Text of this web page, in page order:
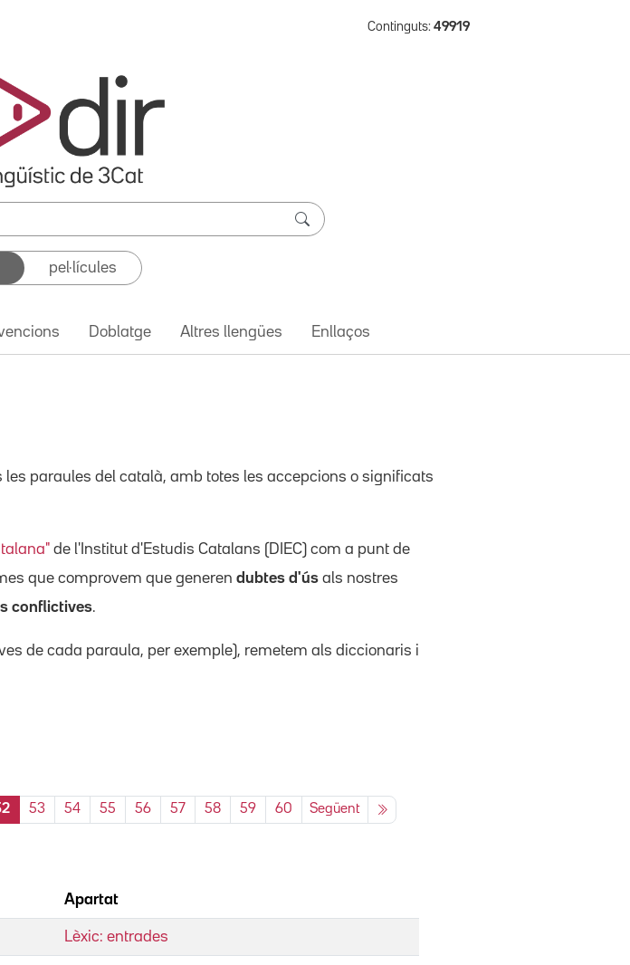
Continguts: 49919
pel·lícules
Doblatge Altres llengües Enllaços
les paraules del català, amb totes les accepcions o significats
de l'Institut d'Estudis Catalans (DIEC) com a punt de
que comprovem que generen dubtes d'ús als nostres
conflictives.
de cada paraula, per exemple), remetem als diccionaris i
53 54 55 56 57 58 59 60 Següent
Apartat
Lèxic: entrades